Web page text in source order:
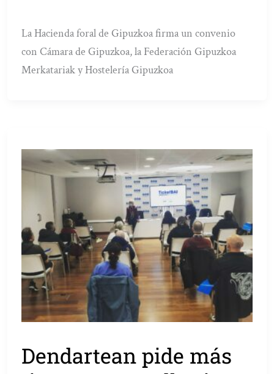
La Hacienda foral de Gipuzkoa firma un convenio
con Cámara de Gipuzkoa, la Federación Gipuzkoa
Merkatariak y Hostelería Gipuzkoa
Dendartean pide más